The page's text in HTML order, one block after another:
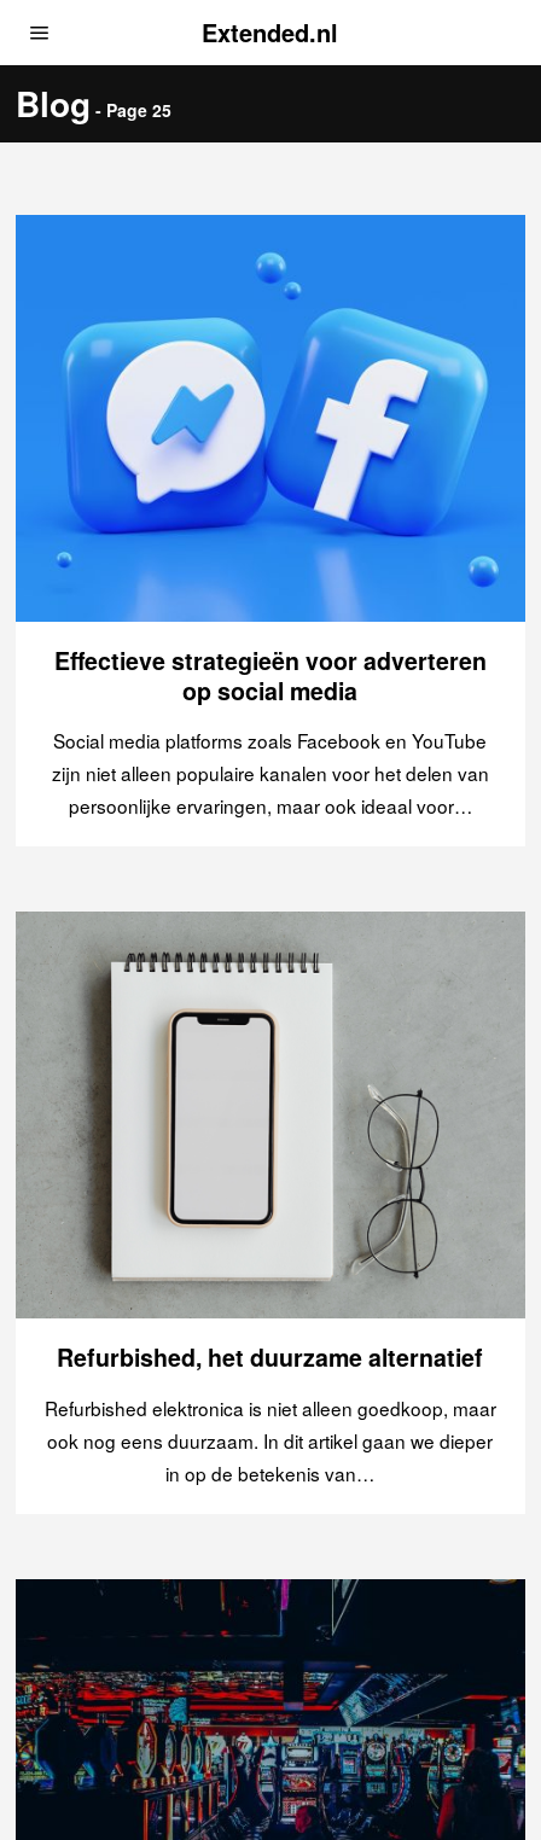
Extended.nl
Blog - Page 25
Effectieve strategieën voor adverteren
op social media
Social media platforms zoals Facebook en YouTube
zijn niet alleen populaire kanalen voor het delen van
persoonlijke ervaringen, maar ook ideaal voor…
Refurbished, het duurzame alternatief
Refurbished elektronica is niet alleen goedkoop, maar
ook nog eens duurzaam. In dit artikel gaan we dieper
in op de betekenis van…